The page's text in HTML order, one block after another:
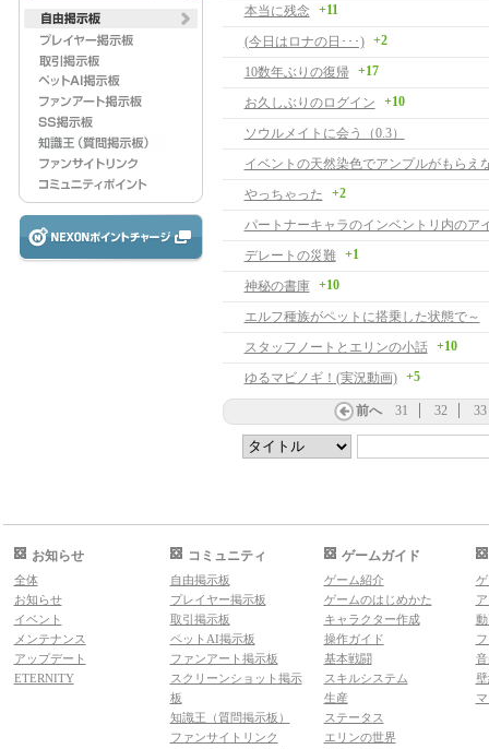
本当に残念 +11
(今日はロナの日･･･) +2
10数年ぶりの復帰 +17
お久しぶりのログイン +10
ソウルメイトに会う（0.3）
イベントの天然染色でアンプルがもらえ
やっちゃった
+2
デレートの災難 +1
神秘の書庫 +10
エルフ種族がペットに搭乗した状態で～
スタッフノートとエリンの小話 +10
ゆるマビノギ！(実況動画) +5
前へ 31 32 33
お知らせ
全体
お知らせ
イベント
メンテナンス
アップデート
ETERNITY
コミュニティ
自由掲示板
プレイヤー掲示板
取引掲示板
ペットAI掲示板
ファンアート掲示板
スクリーンショット掲示
板
知識王（質問掲示板）
ファンサイトリンク
ゲームガイド
ゲーム紹介
ゲームのはじめかた
キャラクター作成
操作ガイド
基本戦闘
スキルシステム
生産
ステータス
エリンの世界